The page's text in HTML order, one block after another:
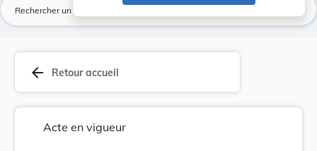
arrow_back Retour accueil
Acte en vigueur